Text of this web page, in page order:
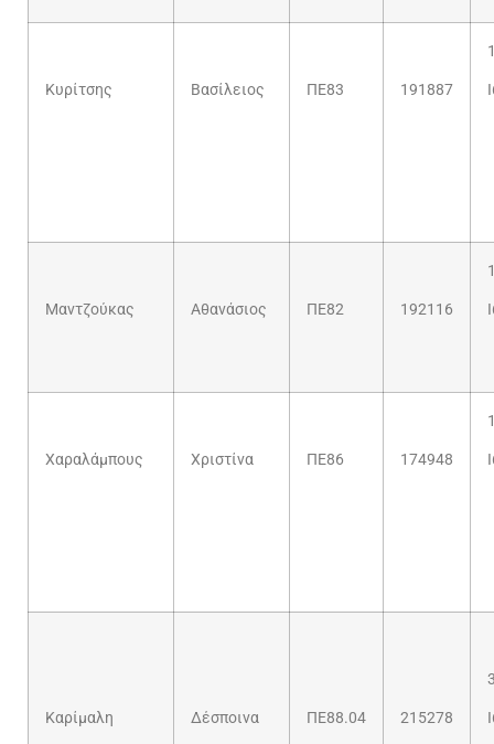
Κυρίτσης Βασίλειος ΠΕ83 191887
Μαντζούκας Αθανάσιος ΠΕ82 192116
Χαραλάμπους Χριστίνα ΠΕ86 174948
Καρίμαλη Δέσποινα ΠΕ88.04 215278